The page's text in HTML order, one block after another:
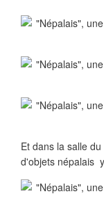
Et dans la salle
d'objets népalais